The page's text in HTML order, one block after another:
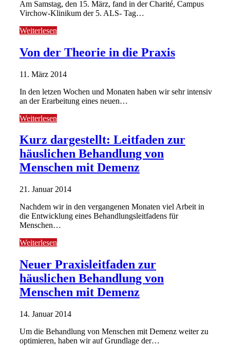
Am Samstag, den 15. März, fand in der Charité, Campus
Virchow-Klinikum der 5. ALS- Tag…
Weiterlesen
Von der Theorie in die Praxis
11. März 2014
In den letzen Wochen und Monaten haben wir sehr intensiv
an der Erarbeitung eines neuen…
Weiterlesen
Kurz dargestellt: Leitfaden zur
häuslichen Behandlung von
Menschen mit Demenz
21. Januar 2014
Nachdem wir in den vergangenen Monaten viel Arbeit in
die Entwicklung eines Behandlungsleitfadens für
Menschen…
Weiterlesen
Neuer Praxisleitfaden zur
häuslichen Behandlung von
Menschen mit Demenz
14. Januar 2014
Um die Behandlung von Menschen mit Demenz weiter zu
optimieren, haben wir auf Grundlage der…